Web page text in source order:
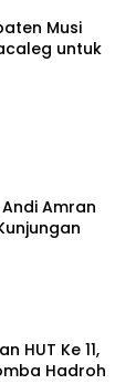
Musi
untuk
Amran
HUT Ke 11,
Hadroh